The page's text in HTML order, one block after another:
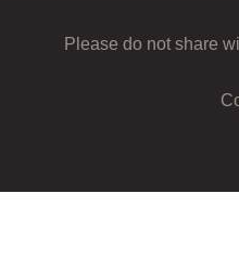
Please do not share